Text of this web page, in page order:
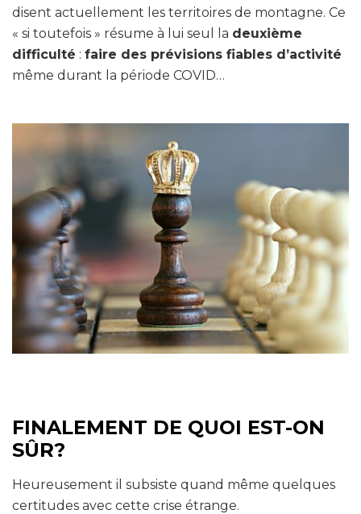
disent actuellement les territoires de montagne. Ce
« si toutefois » résume à lui seul la deuxième
difficulté : faire des prévisions fiables d’activité
même durant la période COVID…
FINALEMENT DE QUOI EST-ON
SÛR?
Heureusement il subsiste quand même quelques
certitudes avec cette crise étrange.